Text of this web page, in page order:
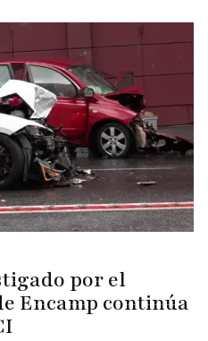
por el
Encamp continúa